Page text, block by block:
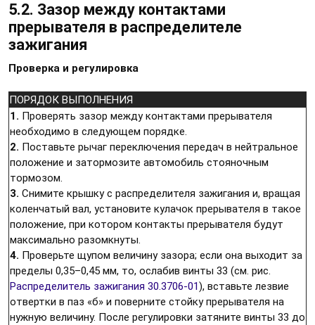
5.2. Зазор между контактами
прерывателя в распределителе
зажигания
Проверка и регулировка
ПОРЯДОК ВЫПОЛНЕНИЯ
1. Проверять зазор между контактами прерывателя
необходимо в следующем порядке.
2. Поставьте рычаг переключения передач в нейтральное
положение и затормозите автомобиль стояночным
тормозом.
3. Снимите крышку с распределителя зажигания и, вращая
коленчатый вал, установите кулачок прерывателя в такое
положение, при котором контакты прерывателя будут
максимально разомкнуты.
4. Проверьте щупом величину зазора; если она выходит за
пределы 0,35–0,45 мм, то, ослабив винты 33 (см. рис.
Распределитель зажигания 30.3706-01), вставьте лезвие
отвертки в паз «б» и поверните стойку прерывателя на
нужную величину. После регулировки затяните винты 33 до